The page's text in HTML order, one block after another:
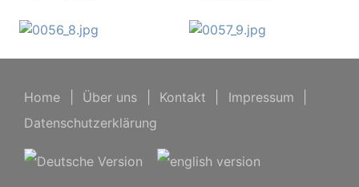
Home Über uns Kontakt Impressum
Datenschutzerklärung